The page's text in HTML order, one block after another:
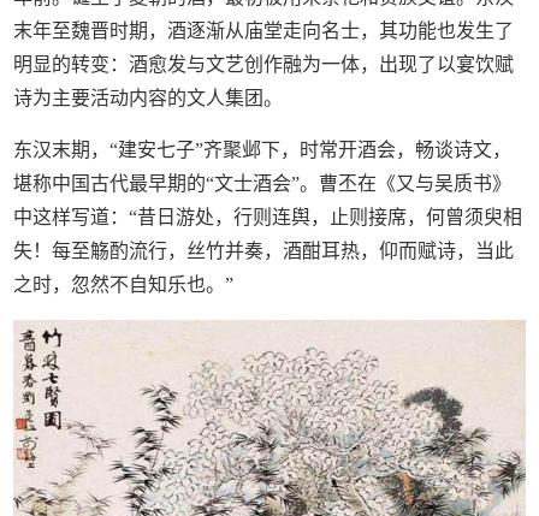
末年至魏晋时期，酒逐渐从庙堂走向名士，其功能也发生了
明显的转变：酒愈发与文艺创作融为一体，出现了以宴饮赋
诗为主要活动内容的文人集团。
东汉末期，“建安七子”齐聚邺下，时常开酒会，畅谈诗文，
堪称中国古代最早期的“文士酒会”。曹丕在《又与吴质书》
中这样写道：“昔日游处，行则连舆，止则接席，何曾须臾相
失！每至觞酌流行，丝竹并奏，酒酣耳热，仰而赋诗，当此
之时，忽然不自知乐也。”